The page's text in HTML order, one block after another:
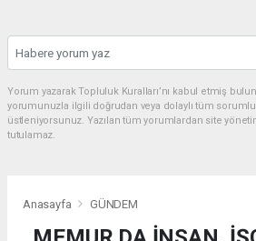
Yorum yazarak Topluluk Kuralları’nı kabul etmiş
yorumunuzla ilgili doğrudan veya dolaylı tüm
üstleniyorsunuz. Yazılan tüm yorumlardan site
tutulamaz.
Anasayfa GÜNDEM